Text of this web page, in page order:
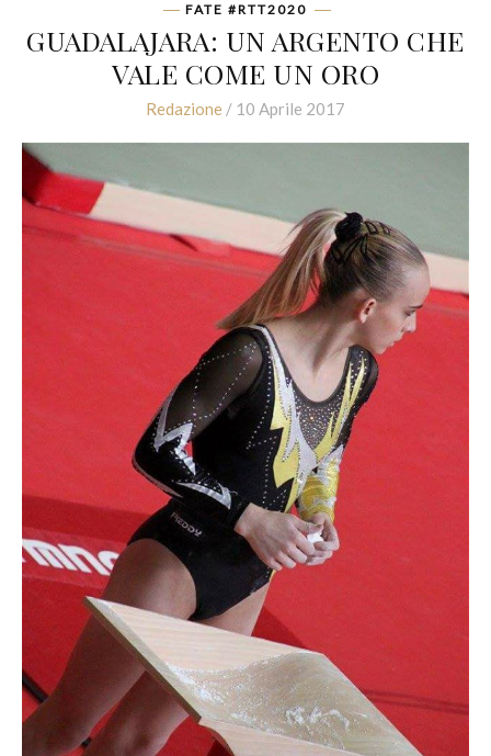
FATE #RTT2020
GUADALAJARA: UN ARGENTO CHE
VALE COME UN ORO
Redazione / 10 Aprile 2017